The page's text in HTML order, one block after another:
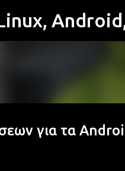
για τα